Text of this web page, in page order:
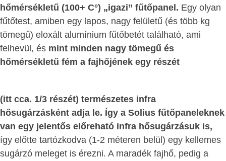
hőmérsékletű (100+ C°) „igazi” fűtőpanel. Egy olyan
fűtőtest, amiben egy lapos, nagy felületű (és több kg
tömegű) eloxált alumínium fűtőbetét található, ami
felhevül, és mint minden nagy tömegű és
hőmérsékletű fém a fajhőjének egy részét
(itt cca. 1/3 részét) természetes infra
hősugárzásként adja le. Így a Solius fűtőpaneleknek
van egy jelentős előreható infra hősugárzásuk is,
így előtte tartózkodva (1-2 méteren belül) egy kellemes
sugárzó meleget is érezni. A maradék fajhő, pedig a